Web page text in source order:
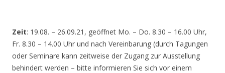
Zeit: 19.08. – 26.09.21, geöffnet Mo. – Do. 8.30 – 16.00 Uhr,
Fr. 8.30 – 14.00 Uhr und nach Vereinbarung (durch Tagungen
oder Seminare kann zeitweise der Zugang zur Ausstellung
behindert werden – bitte informieren Sie sich vor einem